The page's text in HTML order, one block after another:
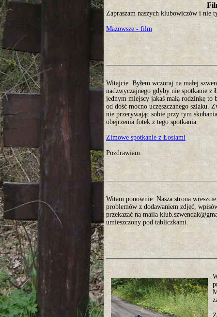
Zapraszam naszych klubowiczów i nie
Mazowsze - film
Witajcie. Byłem wczoraj na małej
nadzwyczajnego gdyby nie spotkanie
jednym miejscy jakaś małą rodzinkę to
od dość mocno uczęszczanego szlaku.
nie przerywając sobie przy tym
obejrzenia fotek z tego spotkania.
Zimowe spotkanie z Łosiami
Pozdrawiam.
Witam ponownie. Nasza strona
problemów z dodawaniem zdjęć,
przekazać na maila
umieszczony pod tabliczkami.